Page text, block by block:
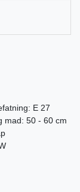
E ​​27
mad: 50 - 60 cm